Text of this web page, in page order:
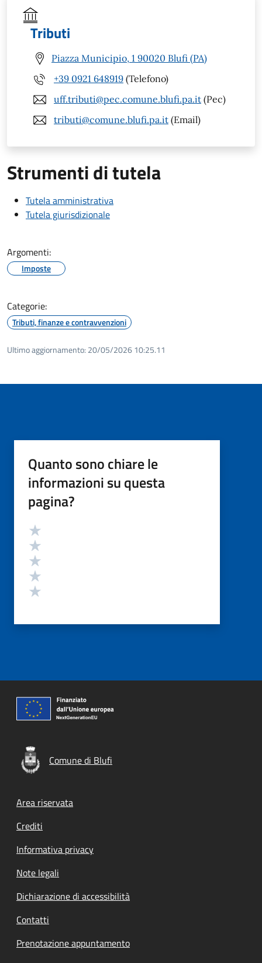
Tributi
Piazza Municipio, 1 90020 Blufi (PA)
+39 0921 648919 (Telefono)
uff.tributi@pec.comune.blufi.pa.it (Pec)
tributi@comune.blufi.pa.it (Email)
Strumenti di tutela
Tutela amministrativa
Tutela giurisdizionale
Argomenti:
Imposte
Categorie:
Tributi, finanze e contravvenzioni
Ultimo aggiornamento: 20/05/2026 10:25.11
Quanto sono chiare le
informazioni su questa
pagina?
Valutazione
Comune di Blufi
Footer menu
Area riservata
Crediti
Informativa privacy
Note legali
Dichiarazione di accessibilità
Contatti
Prenotazione appuntamento